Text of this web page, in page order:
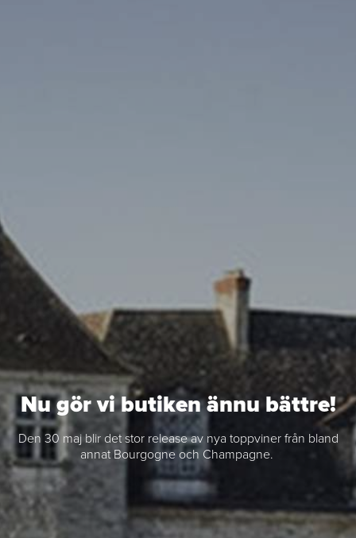
Nu gör vi butiken ännu bättre!
Den 30 maj blir det stor release av nya toppviner från bland
annat Bourgogne och Champagne.